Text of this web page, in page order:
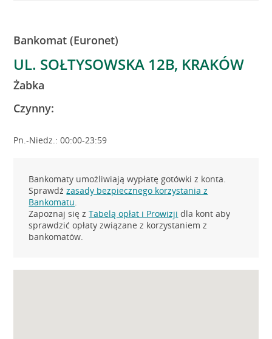
Bankomat (Euronet)
UL. SOŁTYSOWSKA 12B, KRAKÓW
Żabka
Czynny:
Pn.-Niedz.: 00:00-23:59
Bankomaty umożliwiają wypłatę gotówki z konta.
Sprawdźzasady bezpiecznego korzystania z
Bankomatu.
Zapoznaj się zTabelą opłat i Prowizji dla kont aby
sprawdzić opłaty związane z korzystaniem z
bankomatów.